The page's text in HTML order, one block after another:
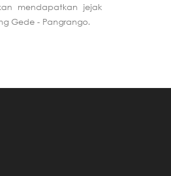
mendapatkan jejak
Gede - Pangrango.